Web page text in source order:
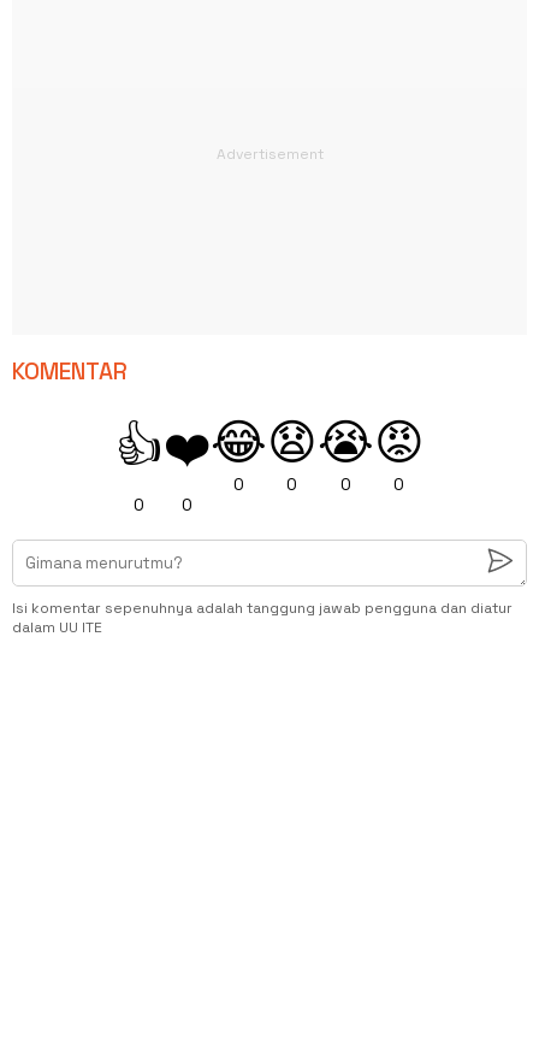
KOMENTAR
👍
0
❤️
0
😂
0
😧
0
😭
0
😡
0
Isi komentar sepenuhnya adalah tanggung jawab pengguna dan diatur
dalam UU ITE